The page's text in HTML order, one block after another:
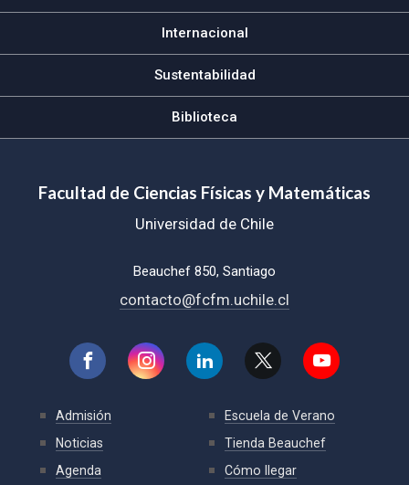
Internacional
Sustentabilidad
Biblioteca
Facultad de Ciencias Físicas y Matemáticas
Universidad de Chile
Beauchef 850, Santiago
contacto@fcfm.uchile.cl
Admisión
Noticias
Agenda
Escuela de Verano
Tienda Beauchef
Cómo llegar